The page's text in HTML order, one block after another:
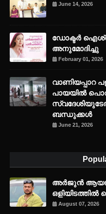
June 14, 2026
ഡോക്ടർ
അനുമോദിച്ചു
February 01, 2026
വാണിയപ്പാറ
പായയിൽ
ബന്ധുക്കൾ
June 21, 2026
അര്‍ജുന്‍
ഒളിയിടത്തില്‍
August 07, 2026